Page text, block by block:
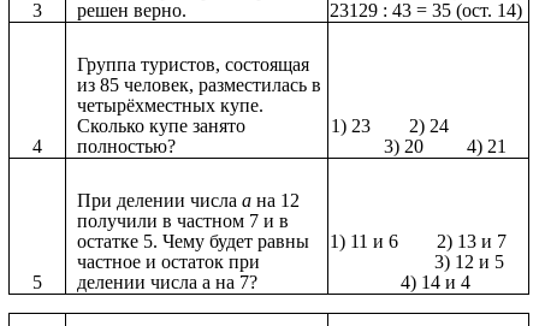
3
решен верно.
23129 : 43 = 35 (ост. 14)
4
Группа туристов, состоящая
из 85 человек, разместилась в
четырёхместных купе.
Сколько купе занято
полностью?
1) 23 2) 24
3) 20 4) 21
5
При делении числа а на 12
получили в частном 7 и в
остатке 5. Чему будет равны
частное и остаток при
делении числа а на 7?
1) 11 и 6 2) 13 и 7
3) 12 и 5
4) 14 и 4